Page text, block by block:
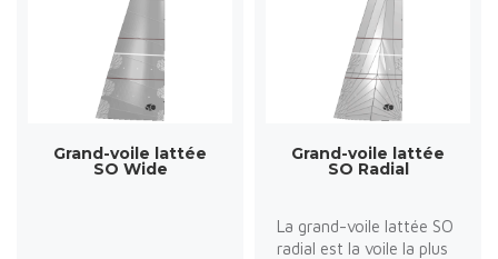
Grand-voile lattée
SO Wide
Grand-voile lattée
SO Radial
La grand-voile lattée SO
radial est la voile la plus